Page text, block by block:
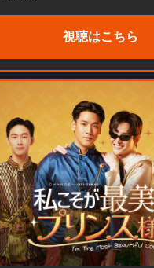
視聴はこちら